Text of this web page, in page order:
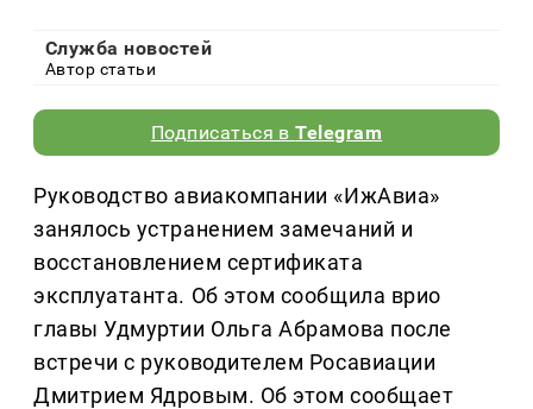
Служба новостей
Автор статьи
Подписаться вTelegram
Руководство авиакомпании «ИжАвиа»
занялось устранением замечаний и
восстановлением сертификата
эксплуатанта. Об этом сообщила врио
главы Удмуртии Ольга Абрамова после
встречи с руководителем Росавиации
Дмитрием Ядровым. Об этом сообщает